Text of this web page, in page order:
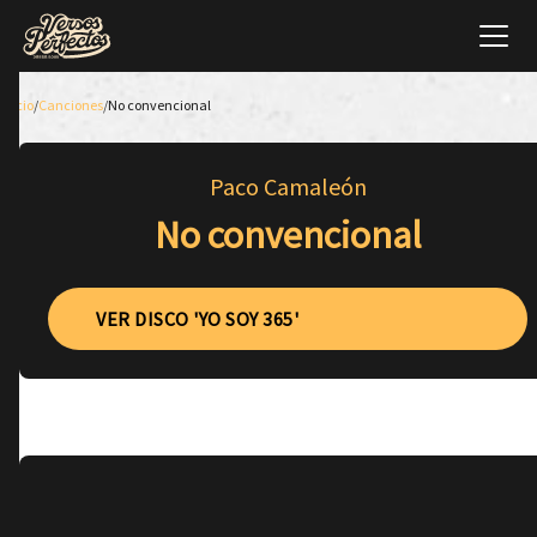
Inicio/Canciones/No convencional
Paco Camaleón
No convencional
VER DISCO 'YO SOY 365'